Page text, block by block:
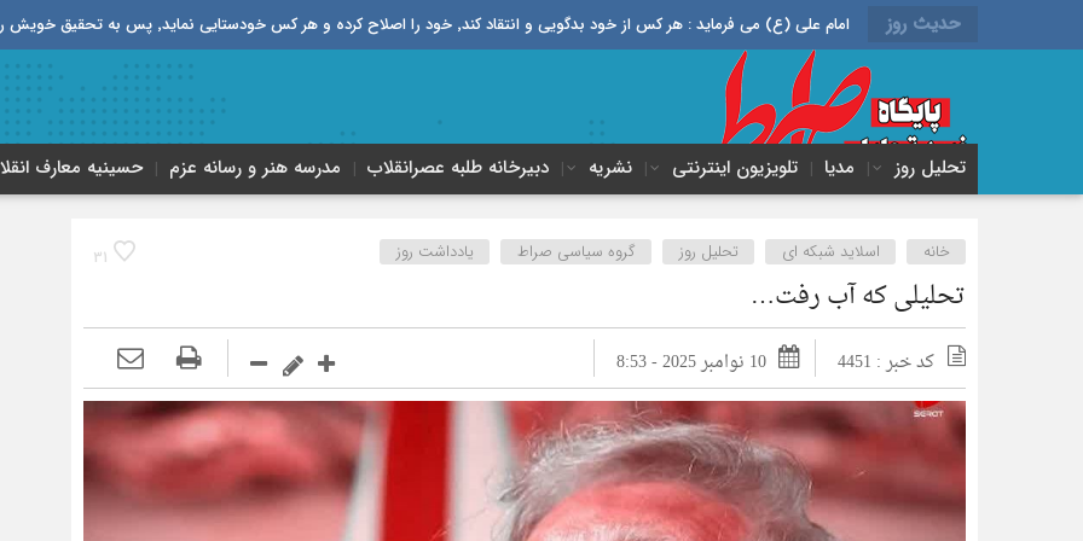
حدیث روز امام علی (ع) می فرماید : هر کس از خود بدگویی و انتقاد کند٬ خود را اصلاح کرده و هر کس خودستایی نماید٬ پس به تحقیق خویش را تباه نموده است.
تحلیل روز مدیا تلویزیون اینترنتی نشریه دبیرخانه طلبه‌ عصر‌انقلاب مدرسه هنر و رسانه عزم حسینیه معارف
31 خانه اسلاید شبکه ای تحلیل روز گروه سیاسی صراط یادداشت روز
تحلیلی که آب رفت…
کد خبر : 4451 10 نوامبر 2025 - 8:53